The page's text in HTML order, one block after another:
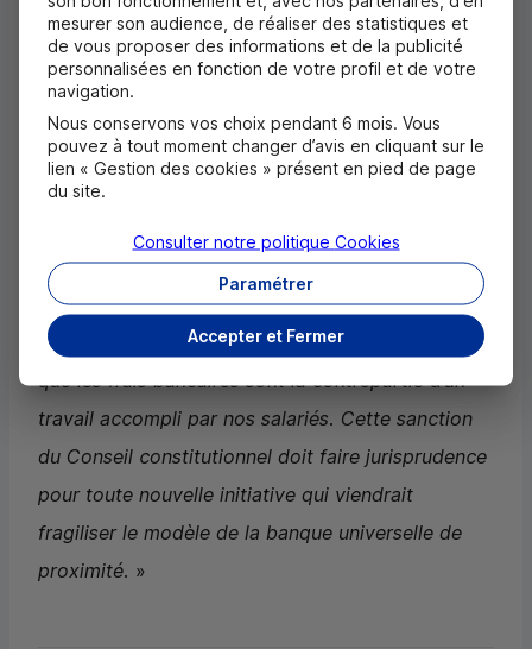
pratiques contribuant à la construction d’un
monde plus juste et plus durable. Cela doit
pouvoir être fait de manière volontaire et non
contraignante.
Crédit Mutuel Alliance Fédérale : «Cette censure ne
change rien à nos engagements que nous
maintenons par conviction. Mais elle doit rappeler
que les frais bancaires sont la contrepartie d’un
travail accompli par nos salariés. Cette sanction
du Conseil constitutionnel doit faire jurisprudence
pour toute nouvelle initiative qui viendrait
fragiliser le modèle de la banque universelle de
proximité. »
mesurer son audience, de réaliser des statistiques et
de vous proposer des informations et de la publicité
personnalisées en fonction de votre profil et de votre
navigation.
Nous conservons vos choix pendant 6 mois. Vous
pouvez à tout moment changer d’avis en cliquant sur le
lien « Gestion des cookies » présent en pied de page
du site.
Accepter et Fermer
Paramétrer
Consulter notre politique Cookies